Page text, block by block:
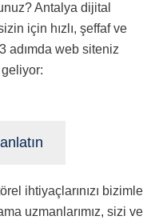
Antalya dijital
için hızlı, şeffaf ve
adımda web siteniz
geliyor:
ihtiyaçlarınızı bizimle
uzmanlarımız, sizi ve